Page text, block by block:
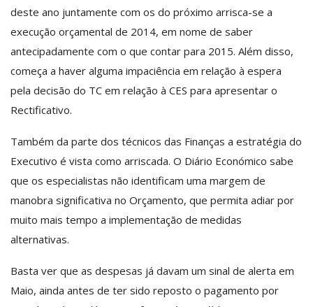
deste ano juntamente com os do próximo arrisca-se a
execução orçamental de 2014, em nome de saber
antecipadamente com o que contar para 2015. Além disso,
começa a haver alguma impaciência em relação à espera
pela decisão do TC em relação à CES para apresentar o
Rectificativo.
Também da parte dos técnicos das Finanças a estratégia do
Executivo é vista como arriscada. O Diário Económico sabe
que os especialistas não identificam uma margem de
manobra significativa no Orçamento, que permita adiar por
muito mais tempo a implementação de medidas
alternativas.
Basta ver que as despesas já davam um sinal de alerta em
Maio, ainda antes de ter sido reposto o pagamento por